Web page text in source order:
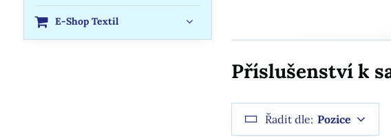
Příslušenství k
Řadit dle: Pozice
E-Shop Textil